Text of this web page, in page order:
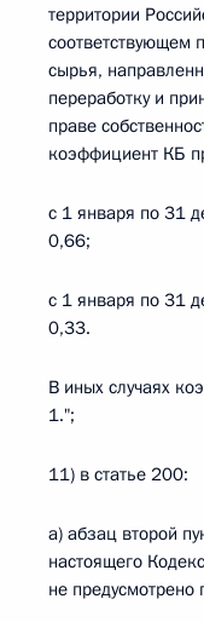
территории
соответствующем
сырья,
переработку и
праве
коэффициент КБ
с 1 января по 31
0,66;
с 1 января по 31
0,33.
В иных случаях
1.";
11) в статье 200:
а) абзац второй
настоящего
не предусмотрено